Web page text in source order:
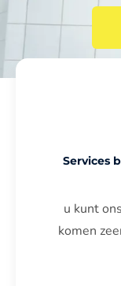
Services
u kunt
komen